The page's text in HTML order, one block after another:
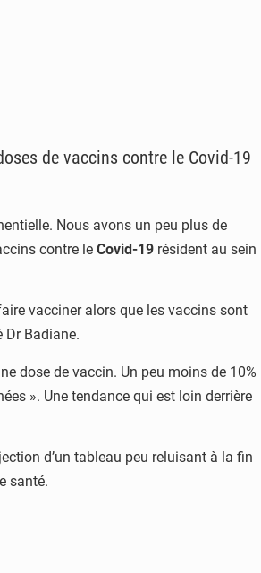
de vaccins contre le Covid-19
Nous avons un peu plus de
contre le Covid-19 résident au sein
vacciner alors que les vaccins sont
Dr Badiane.
dose de vaccin. Un peu moins de 10%
». Une tendance qui est loin derrière
d’un tableau peu reluisant à la fin
santé.